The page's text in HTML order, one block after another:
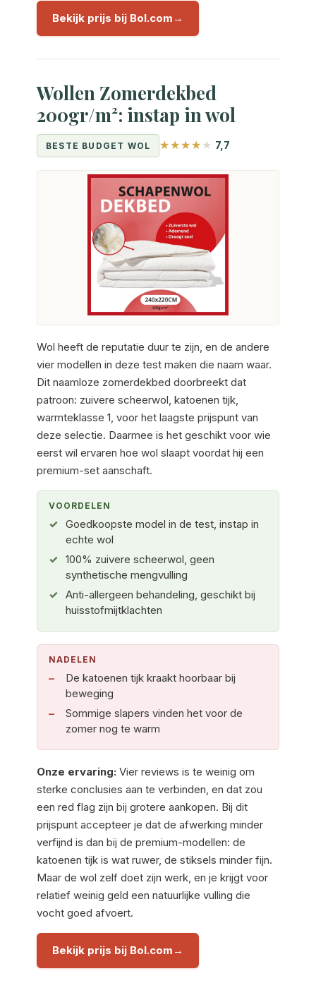
Bekijk prijs bij Bol.com
Wollen Zomerdekbed
200gr/m²: instap in wol
BESTE BUDGET WOL 7,7
Wol heeft de reputatie duur te zijn, en de andere
vier modellen in deze test maken die naam waar.
Dit naamloze zomerdekbed doorbreekt dat
patroon: zuivere scheerwol, katoenen tijk,
warmteklasse 1, voor het laagste prijspunt van
deze selectie. Daarmee is het geschikt voor wie
eerst wil ervaren hoe wol slaapt voordat hij een
premium-set aanschaft.
VOORDELEN
Goedkoopste model in de test, instap in
echte wol
100% zuivere scheerwol, geen
synthetische mengvulling
Anti-allergeen behandeling, geschikt bij
huisstofmijtklachten
NADELEN
De katoenen tijk kraakt hoorbaar bij
beweging
Sommige slapers vinden het voor de
zomer nog te warm
Onze ervaring: Vier reviews is te weinig om
sterke conclusies aan te verbinden, en dat zou
een red flag zijn bij grotere aankopen. Bij dit
prijspunt accepteer je dat de afwerking minder
verfijnd is dan bij de premium-modellen: de
katoenen tijk is wat ruwer, de stiksels minder fijn.
Maar de wol zelf doet zijn werk, en je krijgt voor
relatief weinig geld een natuurlijke vulling die
vocht goed afvoert.
Bekijk prijs bij Bol.com